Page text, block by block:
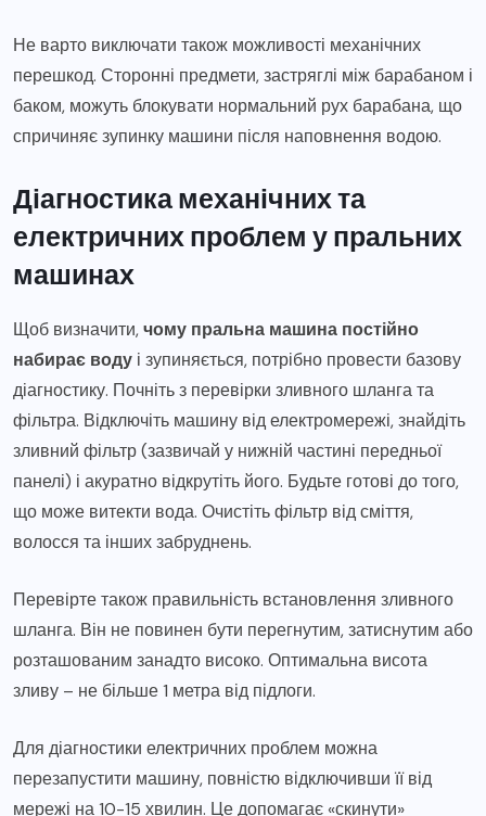
Не варто виключати також можливості механічних
перешкод. Сторонні предмети, застряглі між барабаном і
баком, можуть блокувати нормальний рух барабана, що
спричиняє зупинку машини після наповнення водою.
Діагностика механічних та
електричних проблем у пральних
машинах
Щоб визначити,чому пральна машина постійно
набирає воду і зупиняється, потрібно провести базову
діагностику. Почніть з перевірки зливного шланга та
фільтра. Відключіть машину від електромережі, знайдіть
зливний фільтр (зазвичай у нижній частині передньої
панелі) і акуратно відкрутіть його. Будьте готові до того,
що може витекти вода. Очистіть фільтр від сміття,
волосся та інших забруднень.
Перевірте також правильність встановлення зливного
шланга. Він не повинен бути перегнутим, затиснутим або
розташованим занадто високо. Оптимальна висота
зливу – не більше 1 метра від підлоги.
Для діагностики електричних проблем можна
перезапустити машину, повністю відключивши її від
мережі на 10-15 хвилин. Це допомагає «скинути»